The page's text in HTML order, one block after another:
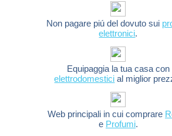
Non pagare piú del dovuto sui
elettronici.
Equipaggia la tua casa con
elettrodomestici al miglior
Web principali in cui comprare
e Profumi.